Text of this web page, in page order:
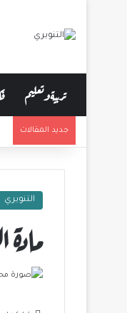
تربية وتعليم
جديد المقالات
التنويري